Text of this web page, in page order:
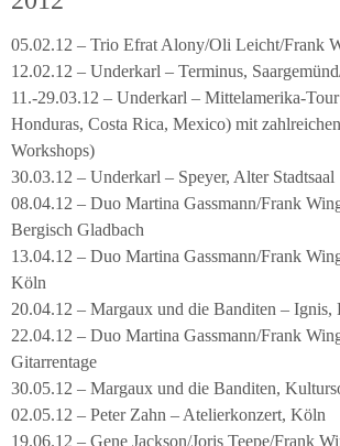
05.02.12 – Trio Efrat Alony/Oli Leicht/Frank
12.02.12 – Underkarl – Terminus,
11.-29.03.12 – Underkarl – Mittelamerika-
Honduras, Costa Rica, Mexico) mit
Workshops)
30.03.12 – Underkarl – Speyer, Alter Stadtsaal
08.04.12 – Duo Martina Gassmann/Frank
Bergisch Gladbach
13.04.12 – Duo Martina Gassmann/Frank
Köln
20.04.12 – Margaux und die Banditen – Ignis,
22.04.12 – Duo Martina Gassmann/Frank
Gitarrentage
30.05.12 – Margaux und die Banditen,
02.05.12 – Peter Zahn – Atelierkonzert, Köln
19.06.12 – Gene Jackson/Joris Teepe/Frank